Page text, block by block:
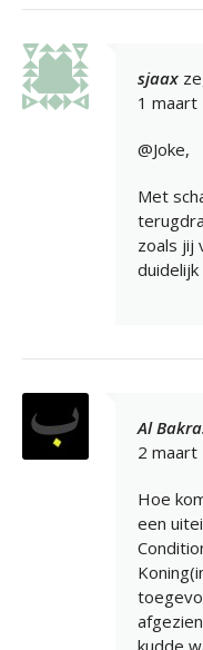
sjaax
1 maart
@Joke,
Met
zoals jij
duidelijk
Al
2 maart
Hoe
een